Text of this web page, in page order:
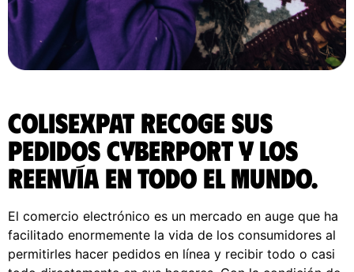
ColisExpat recoge sus
pedidos Cyberport y los
reenvía en todo el Mundo.
El comercio electrónico es un mercado en auge que ha
facilitado enormemente la vida de los consumidores al
permitirles hacer pedidos en línea y recibir todo o casi